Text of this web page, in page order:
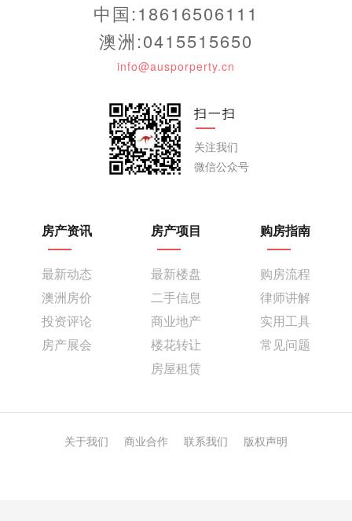
中国:18616506111
澳洲:0415515650
info@ausporperty.cn
扫一扫
关注我们
微信公众号
房产资讯
最新动态
澳洲房价
投资评论
房产展会
房产项目
最新楼盘
二手信息
商业地产
楼花转让
房屋租赁
购房指南
购房流程
律师讲解
实用工具
常见问题
关于我们 商业合作 联系我们 版权声明